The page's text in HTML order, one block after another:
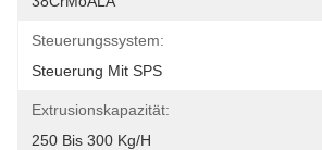
Steuerungssystem:
Steuerung Mit SPS
Extrusionskapazität:
250 Bis 300 Kg/h